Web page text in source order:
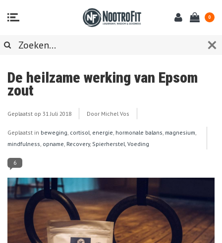
0
BLOG
De heilzame werking van Epsom
zout
Geplaatst op 31 Juli 2018 Door Michel Vos
Geplaatst in beweging cortisol energie hormonale balans magnesium
mindfulness opname Recovery, Spierherstel Voeding
6